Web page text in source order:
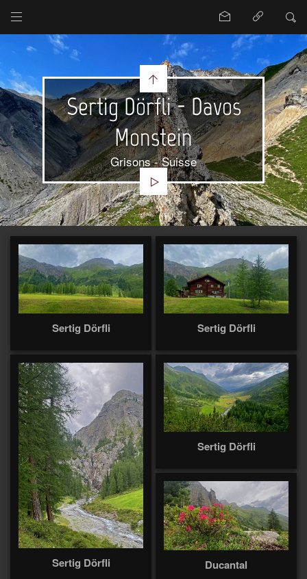
Sertig Dörfli - Davos
Monstein
Grisons - Suisse
Sertig Dörfli Sertig Dörfli
Sertig Dörfli
Sertig Dörfli
Ducantal